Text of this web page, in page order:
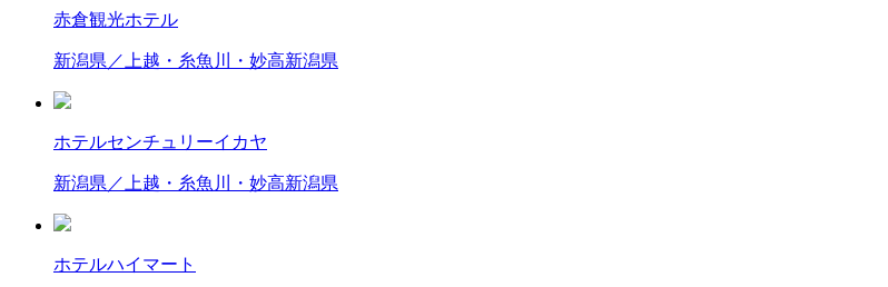
赤倉観光ホテル
新潟県／上越・糸魚川・妙高新潟県
ホテルセンチュリーイカヤ
新潟県／上越・糸魚川・妙高新潟県
ホテルハイマート